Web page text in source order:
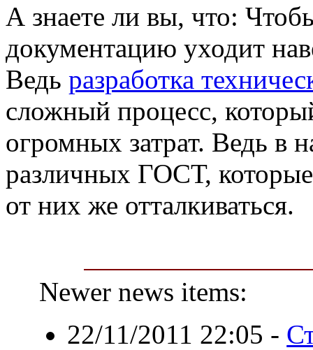
А знаете ли вы, что:
документацию уходит
Ведь разработка
сложный процесс,
огромных затрат. Ведь в
различных ГОСТ,
от них же отталкиваться.
Newer news items:
22/11/2011 22:05 -